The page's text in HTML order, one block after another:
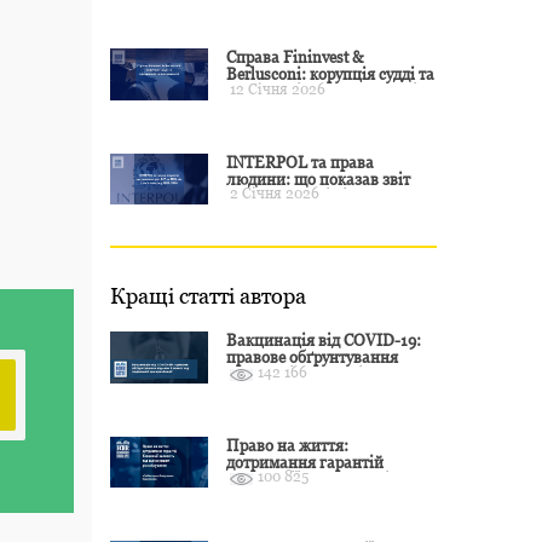
Справа Fininvest &
Berlusconi: корупція судді та
презумпція невинуватості
12 Січня 2026
INTERPOL та права
людини: що показав звіт
CCF за 2024 рік і чого чекати
2 Січня 2026
Кращі статті автора
Вакцинація від COVID-19:
правове обґрунтування
відмови і захист від
142 166
Право на життя:
дотримання гарантій
Конвенції залежить від
100 825